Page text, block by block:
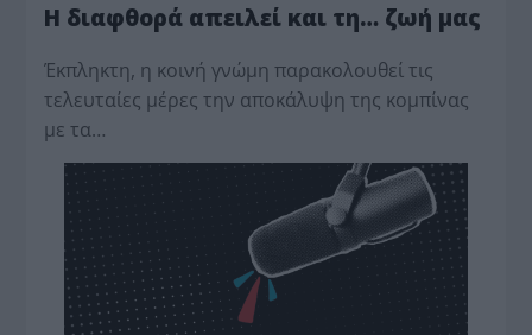
Η διαφθορά απειλεί και τη… ζωή μας
Έκπληκτη, η κοινή γνώμη παρακολουθεί τις
τελευταίες μέρες την αποκάλυψη της κο­μπίνας
με τα…